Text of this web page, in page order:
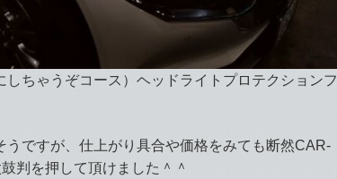
ちゃうぞコース）ヘッドライトプロテクションフ
ですが、仕上がり具合や価格をみても断然CAR-
判を押して頂けました＾＾